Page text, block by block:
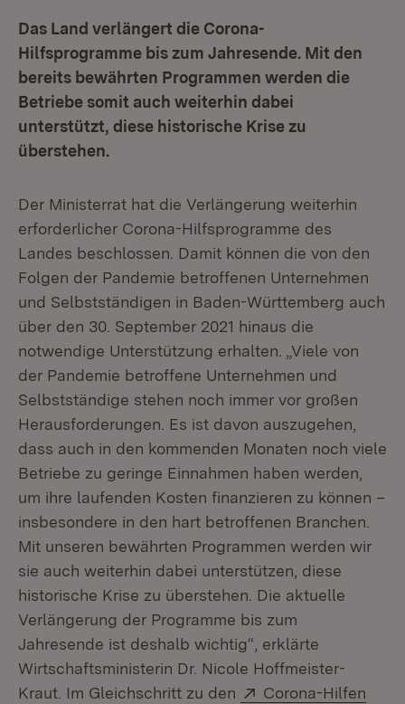
Das Land verlängert die Corona-
Hilfsprogramme bis zum Jahresende. Mit den
bereits bewährten Programmen werden die
Betriebe somit auch weiterhin dabei
unterstützt, diese historische Krise zu
überstehen.
Der Ministerrat hat die Verlängerung weiterhin
erforderlicher Corona-Hilfsprogramme des
Landes beschlossen. Damit können die von den
Folgen der Pandemie betroffenen Unternehmen
und Selbstständigen in Baden-Württemberg auch
über den 30. September 2021 hinaus die
notwendige Unterstützung erhalten. „Viele von
der Pandemie betroffene Unternehmen und
Selbstständige stehen noch immer vor großen
Herausforderungen. Es ist davon auszugehen,
dass auch in den kommenden Monaten noch viele
Betriebe zu geringe Einnahmen haben werden,
um ihre laufenden Kosten finanzieren zu können –
insbesondere in den hart betroffenen Branchen.
Mit unseren bewährten Programmen werden wir
sie auch weiterhin dabei unterstützen, diese
historische Krise zu überstehen. Die aktuelle
Verlängerung der Programme bis zum
Jahresende ist deshalb wichtig“, erklärte
Wirtschaftsministerin Dr. Nicole Hoffmeister-
Kraut. Im Gleichschritt zu den
Extern:
Corona-Hilfen